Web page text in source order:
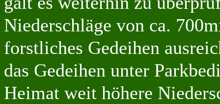
Niederschläge von ca.
forstliches Gedeihen
das Gedeihen unter
Heimat weit höhere